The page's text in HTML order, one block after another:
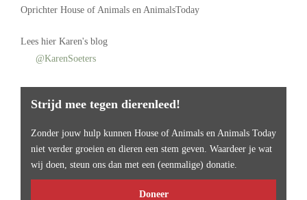
Oprichter House of Animals en AnimalsToday
Lees hier Karen's blog
@KarenSoeters
Strijd mee tegen dierenleed!
Zonder jouw hulp kunnen House of Animals en Animals Today
niet verder groeien en dieren een stem geven. Waardeer je wat
wij doen, steun ons dan met een (eenmalige) donatie.
Doneer